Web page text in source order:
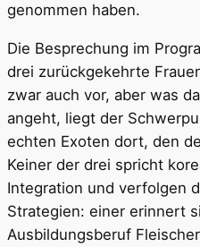
genommen haben.
Die Besprechung im
drei zurückgekehrte
zwar auch vor, aber was
angeht, liegt der
echten Exoten dort, den
Keiner der drei spricht
Integration und verfolgen
Strategien: einer erinnert
Ausbildungsberuf